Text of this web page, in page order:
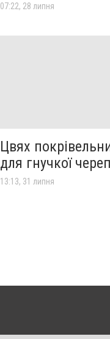
07:22, 28 липня
Цвях
для гнучкої
13:13, 31 липня